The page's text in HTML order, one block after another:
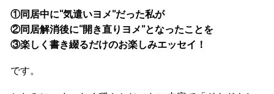
①同居中に“気遣いヨメ”だった私が
②同居解消後に“開き直りヨメ”となったことを
③楽しく書き綴るだけのお楽しみエッセイ！
です。